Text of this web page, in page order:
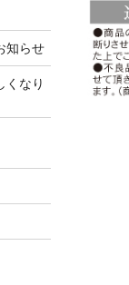
知らせ
くなり